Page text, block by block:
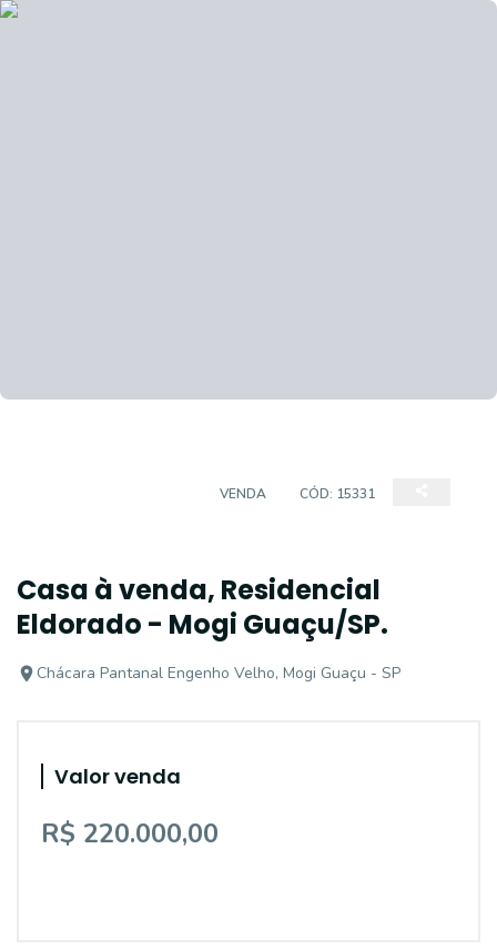
VENDA CÓD: 15331
Casa à venda, Residencial
Eldorado - Mogi Guaçu/SP.
Chácara Pantanal Engenho Velho, Mogi Guaçu - SP
Valor venda
R$ 220.000,00